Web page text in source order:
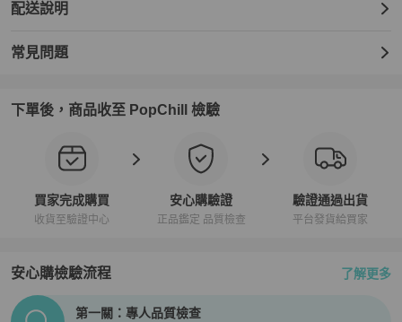
配送說明
常見問題
下單後，商品收至 PopChill 檢驗
買家完成購買
收貨至驗證中心
安心購驗證
正品鑑定 品質檢查
驗證通過出貨
平台發貨給買家
安心購檢驗流程 了解更多
PopChill拍拍圈正品驗證、安心購檢驗流程介紹
第一關：專人品質檢查